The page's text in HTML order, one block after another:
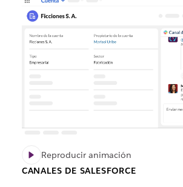
Reproducir animación
CANALES DE SALESFORCE